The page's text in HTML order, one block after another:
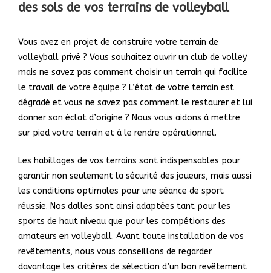
des sols de vos terrains de volleyball
Vous avez en projet de construire votre terrain de
volleyball privé ? Vous souhaitez ouvrir un club de volley
mais ne savez pas comment choisir un terrain qui facilite
le travail de votre équipe ? L’état de votre terrain est
dégradé et vous ne savez pas comment le restaurer et lui
donner son éclat d’origine ? Nous vous aidons à mettre
sur pied votre terrain et à le rendre opérationnel.
Les habillages de vos terrains sont indispensables pour
garantir non seulement la sécurité des joueurs, mais aussi
les conditions optimales pour une séance de sport
réussie. Nos dalles sont ainsi adaptées tant pour les
sports de haut niveau que pour les compétions des
amateurs en volleyball. Avant toute installation de vos
revêtements, nous vous conseillons de regarder
davantage les critères de sélection d’un bon revêtement